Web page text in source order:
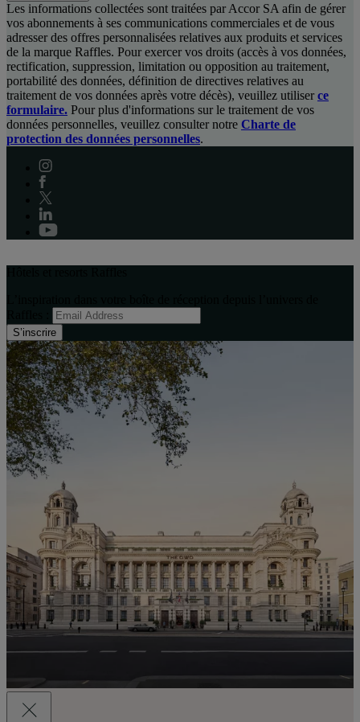
Les informations collectées sont traitées par Accor SA afin de gérer
vos abonnements à ses communications commerciales et de vous
adresser des offres personnalisées relatives aux produits et services
de la marque Raffles. Pour exercer vos droits (accès à vos données,
rectification, suppression, limitation ou opposition au traitement,
portabilité des données, définition de directives relatives au
traitement de vos données après votre décès), veuillez utiliser ce
formulaire. Pour plus d'informations sur le traitement de vos
données personnelles, veuillez consulter notre Charte de
protection des données personnelles.
S’inscrire